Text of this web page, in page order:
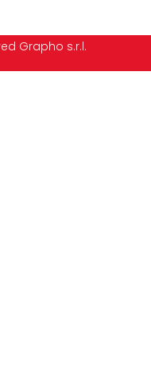
Grapho s.r.l.